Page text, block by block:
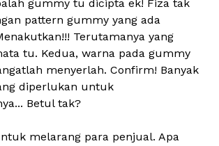
gummy tu dicipta ek! Fiza tak
pattern gummy yang ada
Terutamanya yang
tu. Kedua, warna pada gummy
menyerlah. Confirm! Banyak
diperlukan untuk
Betul tak?
melarang para penjual. Apa